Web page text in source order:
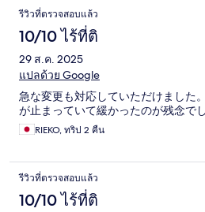
รีวิวที่ตรวจสอบแล้ว
10/10 ไร้ที่ติ
29 ส.ค. 2025
แปลด้วย Google
急な変更も対応していただけました
が止まっていて緩かったのが残念でし
RIEKO, ทริป 2 คืน
รีวิวที่ตรวจสอบแล้ว
10/10 ไร้ที่ติ